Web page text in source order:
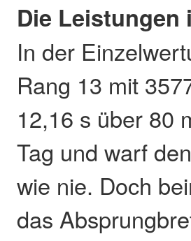
Die
In der
Rang 13 mit
12,16 s über 80
Tag und warf
wie nie. Doch
das